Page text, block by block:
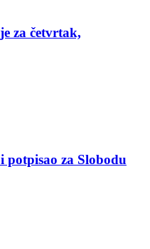
za četvrtak,
potpisao za Slobodu